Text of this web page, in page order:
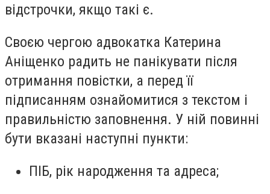
відстрочки, якщо такі є.
Своєю чергою адвокатка Катерина
Аніщенко радить не панікувати після
отримання повістки, а перед її
підписанням ознайомитися з текстом і
правильністю заповнення. У ній повинні
бути вказані наступні пункти:
ПІБ, рік народження та адреса;